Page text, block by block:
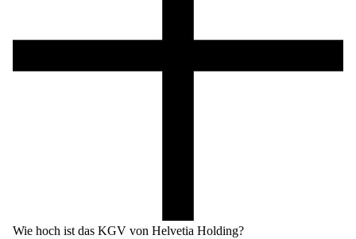
Wie hoch ist das KGV von Helvetia Holding?